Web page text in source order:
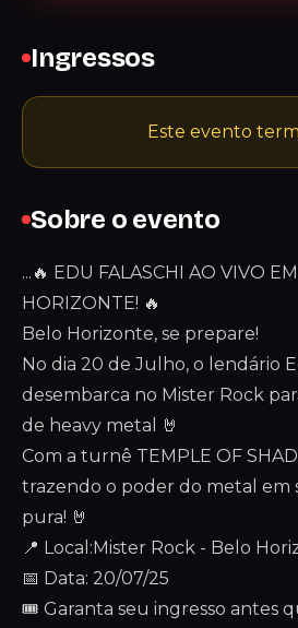
Sobre o evento
...🔥 EDU FALASCHI AO VIVO
HORIZONTE! 🔥
Belo Horizonte, se prepare!
No dia 20 de Julho, o lendário
desembarca no Mister Rock
de heavy metal 🤘
Com a turnê TEMPLE OF
trazendo o poder do metal em
pura! 🤘
📍 Local:Mister Rock - Belo
📅 Data: 20/07/25
🎟 Garanta seu ingresso antes
Ingressos
Este evento